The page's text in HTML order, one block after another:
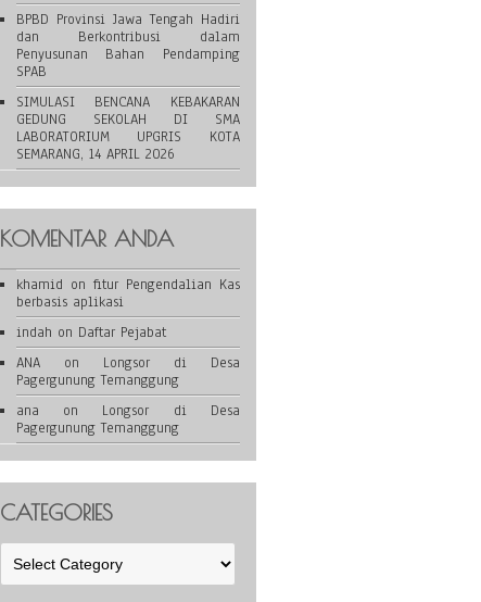
BPBD Provinsi Jawa Tengah Hadiri
dan Berkontribusi dalam
Penyusunan Bahan Pendamping
SPAB
SIMULASI BENCANA KEBAKARAN
GEDUNG SEKOLAH DI SMA
LABORATORIUM UPGRIS KOTA
SEMARANG, 14 APRIL 2026
KOMENTAR ANDA
khamid on fitur Pengendalian Kas
berbasis aplikasi
indah on Daftar Pejabat
ANAon Longsor di Desa
Pagergunung Temanggung
ana on Longsor di Desa
Pagergunung Temanggung
CATEGORIES
Categories